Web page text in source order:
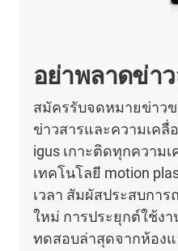
อย่าพลาดข่า
สมัครรับจดหมายข่าวข
ข่าวสารและความเคลื่
igus เกาะติดทุกความ
เทคโนโลยี motion
เวลา สัมผัสประสบก
ใหม่ การประยุกต์ใช้ง
ทดสอบล่าสุดจากห้อง